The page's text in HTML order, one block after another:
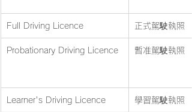
Full Driving Licence 正式駕駛執照
Probationary Driving Licence 暫准駕駛執照
Learner's Driving Licence 學習駕駛執照